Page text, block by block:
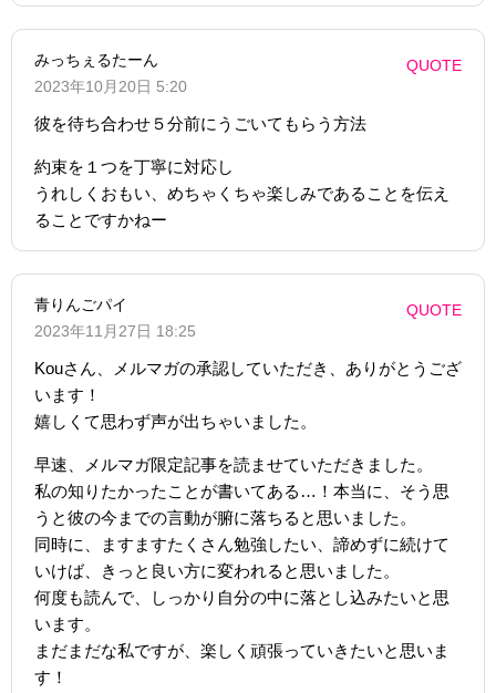
みっちぇるたーん
2023年10月20日 5:20
QUOTE
彼を待ち合わせ５分前にうごいてもらう方法
約束を１つを丁寧に対応し
うれしくおもい、めちゃくちゃ楽しみであることを伝え
ることですかねー
青りんごパイ
2023年11月27日 18:25
QUOTE
Kouさん、メルマガの承認していただき、ありがとうござ
います！
嬉しくて思わず声が出ちゃいました。
早速、メルマガ限定記事を読ませていただきました。
私の知りたかったことが書いてある…！本当に、そう思
うと彼の今までの言動が腑に落ちると思いました。
同時に、ますますたくさん勉強したい、諦めずに続けて
いけば、きっと良い方に変われると思いました。
何度も読んで、しっかり自分の中に落とし込みたいと思
います。
まだまだな私ですが、楽しく頑張っていきたいと思いま
す！